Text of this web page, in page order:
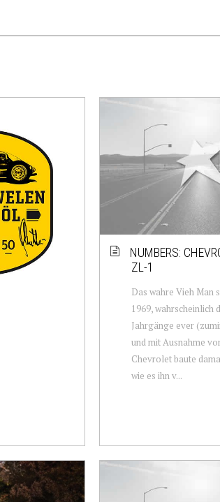
NUMBERS:
ZL-1
Das wahre Vieh Man
1969, wahrscheinlich
Jahrgänge ever
und mit Ausnahme
Chevrolet baute
wie es ihn v...